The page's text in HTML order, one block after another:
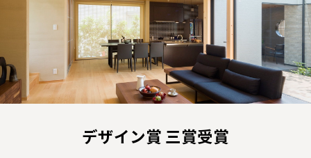
デザイン賞 三賞受賞